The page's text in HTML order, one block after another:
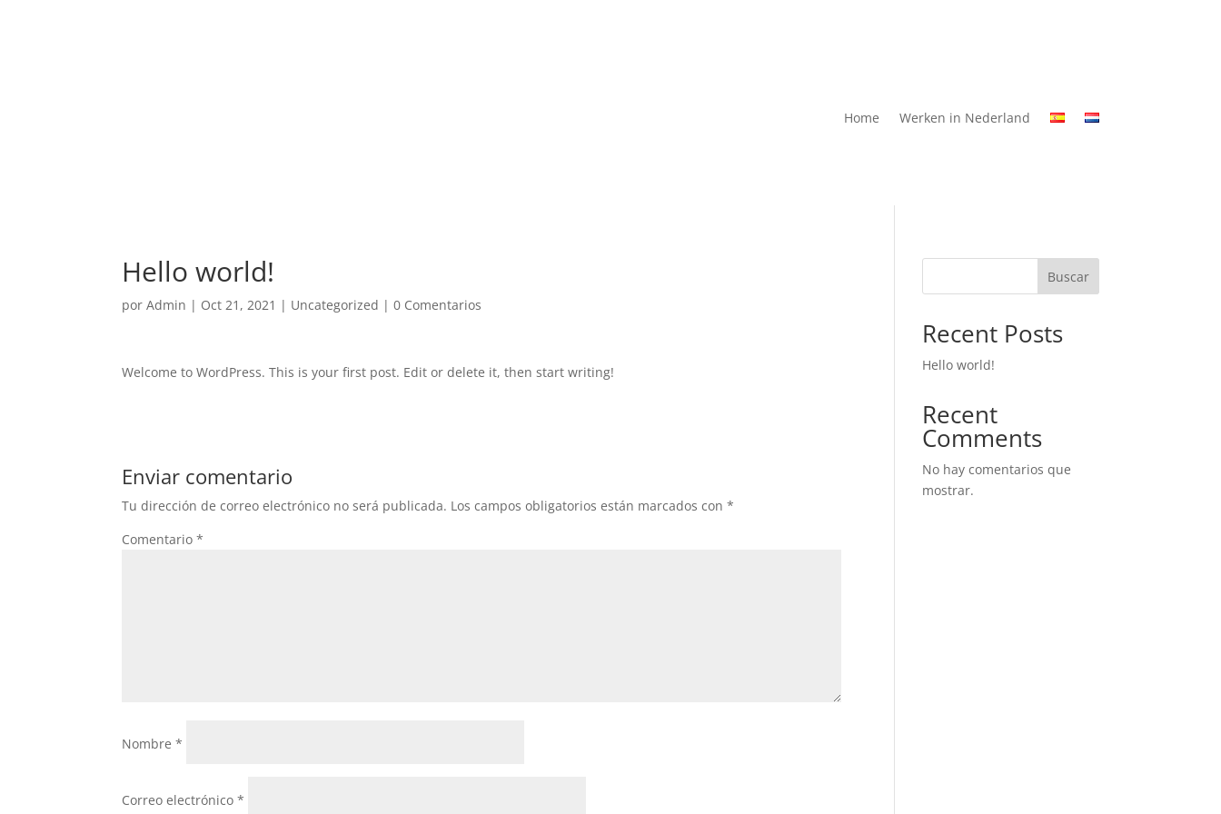
Home Werken in Nederland
Hello world!
porAdmin | Oct 21, 2021 | Uncategorized |0 Comentarios
Welcome to WordPress. This is your first post. Edit or delete it, then start writing!
Enviar comentario
Tu dirección de correo electrónico no será publicada. Los campos obligatorios están marcados con*
Comentario*
Nombre*
Correo electrónico*
Buscar
Recent Posts
Hello world!
Recent
Comments
No hay comentarios que
mostrar.